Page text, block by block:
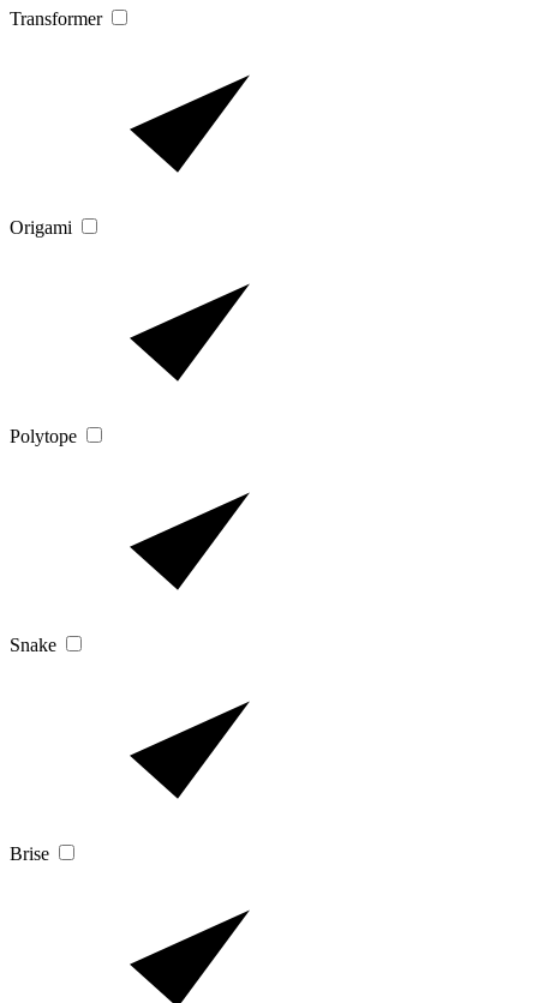
Transformer
Origami
Polytope
Snake
Brise